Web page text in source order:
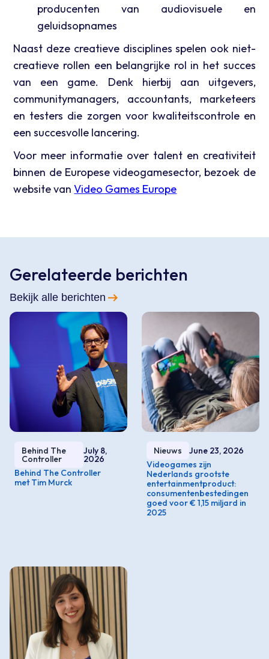
producenten van audiovisuele en
geluidsopnames
Naast deze creatieve disciplines spelen ook niet-
creatieve rollen een belangrijke rol in het succes
van een game. Denk hierbij aan uitgevers,
communitymanagers, accountants, marketeers
en testers die zorgen voor kwaliteitscontrole en
een succesvolle lancering.
Voor meer informatie over talent en creativiteit
binnen de Europese videogamesector, bezoek de
website vanVideo Games Europe
Gerelateerde berichten
Bekijk alle berichten
Behind The
Controller
July 8,
2026
Behind The Controller
met Tim Murck
Nieuws
June 23, 2026
Videogames zijn
Nederlands grootste
entertainmentproduct:
consumentenbestedingen
goed voor € 1,15 miljard in
2025